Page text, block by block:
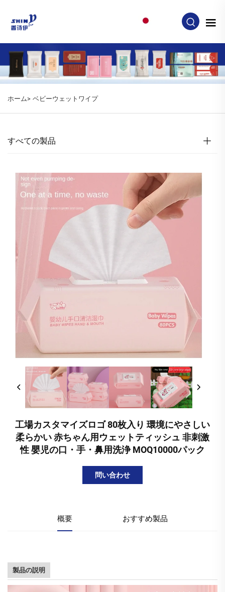
ホーム> ベビーウェットワイプ
すべての製品
工場カスタマイズロゴ 80枚入り 環境にやさしい
柔らかい 赤ちゃん用ウェットティッシュ 非刺激
性 嬰児の口・手・鼻用洗浄 MOQ10000パック
問い合わせ
概要 おすすめ製品
製品の説明